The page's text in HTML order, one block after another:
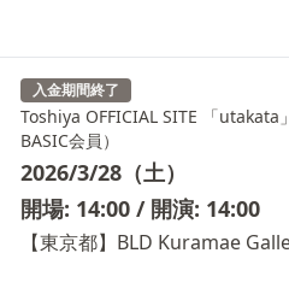
Toshiya OFFICIAL SITE 「utakata
BASIC会員）
2026/3/28（土）
開場: 14:00 / 開演: 14:00
【東京都】BLD Kuramae
入金期間終了